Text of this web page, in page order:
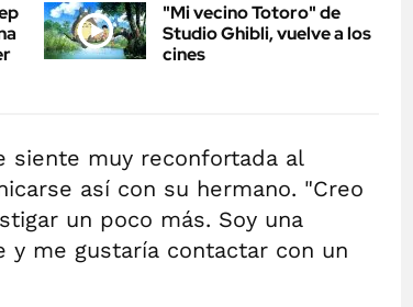
"Mi vecino Totoro" de
Studio Ghibli, vuelve a los
cines
siente muy reconfortada al
así con su hermano. "Creo
un poco más. Soy una
y me gustaría contactar con un